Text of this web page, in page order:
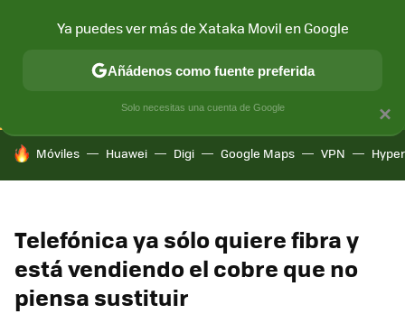
CONECTIVIDAD MÓVIL Y SOCIEDAD APLICACIONES
HOY SE HABLA DE
Móviles Huawei Digi Google Maps VPN
Telefónica ya sólo quiere fibra y
está vendiendo el cobre que no
piensa sustituir
×
Ya puedes ver más de Xataka Movil en Google
Añádenos como fuente preferida
Solo necesitas una cuenta de Google